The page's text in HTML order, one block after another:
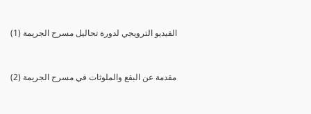
(1) الفيديو الترويجي لدورة تحاليل مسرح الجريمة
(2) مقدمة عن البقع والملوثات في مسرح الجريمة